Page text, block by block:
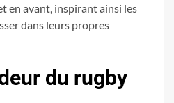
en avant, inspirant ainsi les
dans leurs propres
du rugby